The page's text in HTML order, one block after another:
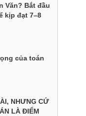
Văn? Bắt đầu
kịp đạt 7–8
của toán
NHƯNG CỨ
LÀ ĐIỂM